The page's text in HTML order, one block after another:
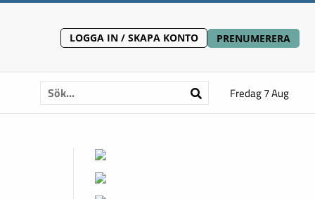
LOGGA IN / SKAPA KONTO PRENUMERERA
Fredag 7 Aug